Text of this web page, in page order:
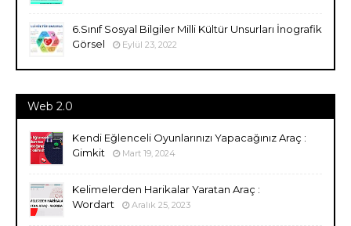
6.Sınıf Sosyal Bilgiler Milli Kültür Unsurları İnografik
Görsel
Eylül 23, 2022
Web 2.0
Kendi Eğlenceli Oyunlarınızı Yapacağınız Araç :
Gimkit
Mart 19, 2024
Kelimelerden Harikalar Yaratan Araç :
Wordart
Aralık 25, 2023